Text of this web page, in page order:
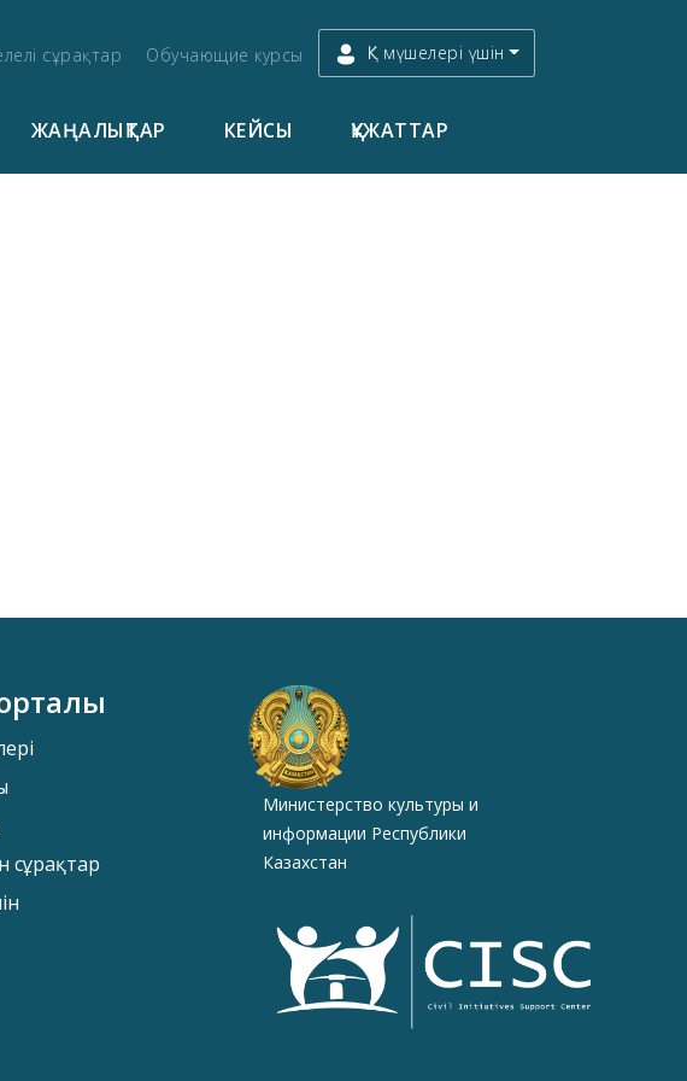
сұрақтар Обучающие курсы ҚК мүшелері үшін
ЖАҢАЛЫҚТАР КЕЙСЫ ҚҰЖАТТАР
сұрақтар
Министерство культуры и
информации Республики
Казахстан